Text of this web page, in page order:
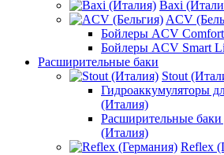
Baxi
ACV
Бойлеры ACV Comfort
Бойлеры ACV Smart
Расширительные баки
Stout
Гидроаккумуляторы
(Италия)
Расширительные баки
(Италия)
Reflex